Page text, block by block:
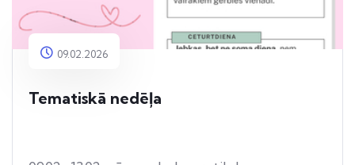
09.02.2026
Tematiskā nedēļa